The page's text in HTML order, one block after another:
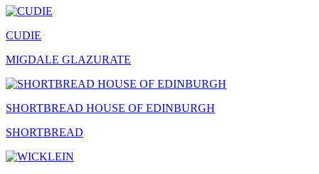
CUDIE
MIGDALE GLAZURATE
SHORTBREAD HOUSE OF EDINBURGH
SHORTBREAD